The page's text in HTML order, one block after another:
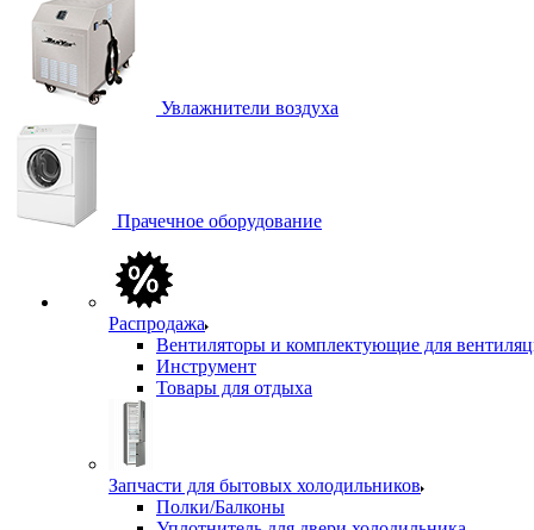
Увлажнители воздуха
Прачечное оборудование
Распродажа
Вентиляторы и комплектующие для
Инструмент
Товары для отдыха
Запчасти для бытовых холодильников
Полки/Балконы